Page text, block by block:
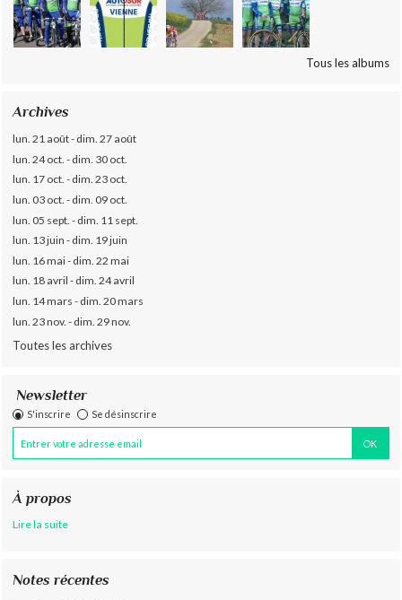
Tous les albums
Archives
lun. 21 août - dim. 27 août
lun. 24 oct. - dim. 30 oct.
lun. 17 oct. - dim. 23 oct.
lun. 03 oct. - dim. 09 oct.
lun. 05 sept. - dim. 11 sept.
lun. 13 juin - dim. 19 juin
lun. 16 mai - dim. 22 mai
lun. 18 avril - dim. 24 avril
lun. 14 mars - dim. 20 mars
lun. 23 nov. - dim. 29 nov.
Toutes les archives
Newsletter
S'inscrire Se désinscrire
À propos
Lire la suite
Notes récentes